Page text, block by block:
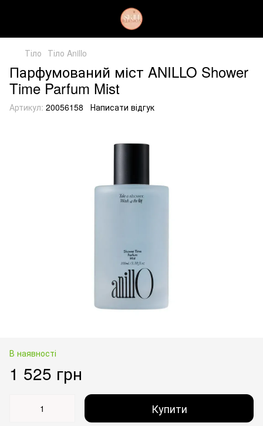
Тіло Тіло Anillo
Парфумований міст ANILLO Shower
Time Parfum Mist
Артикул: 20056158 Написати відгук
В наявності
1 525 грн
Купити